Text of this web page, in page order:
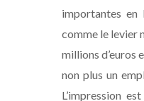
importantes en
comme le levier
millions d’euros
non plus un
L’impression